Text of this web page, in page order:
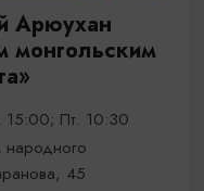
Арюухан
монгольским
Пт. 10:30
45